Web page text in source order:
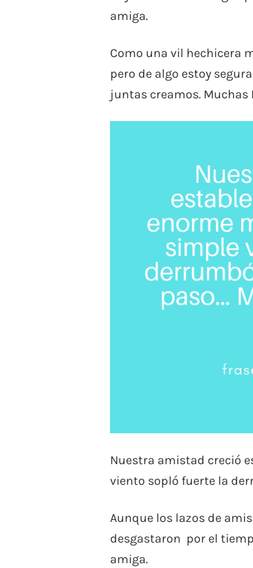
amiga.
Como una vil hechicera
pero de algo estoy
juntas creamos. Muchas
Nuestra amistad creció
viento sopló fuerte la
Aunque los lazos de
desgastaron por el
amiga.